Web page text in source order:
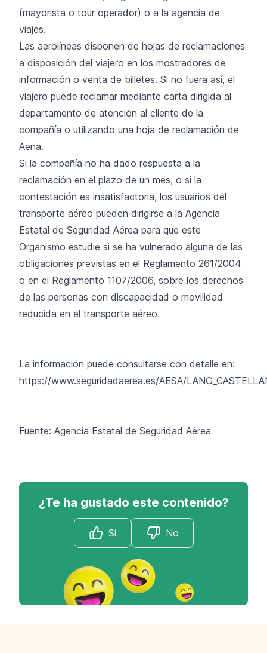
(mayorista o tour operador) o a la agencia de
viajes.
Las aerolíneas disponen de hojas de reclamaciones
a disposición del viajero en los mostradores de
información o venta de billetes. Si no fuera así, el
viajero puede reclamar mediante carta dirigida al
departamento de atención al cliente de la
compañía o utilizando una hoja de reclamación de
Aena.
Si la compañía no ha dado respuesta a la
reclamación en el plazo de un mes, o si la
contestación es insatisfactoria, los usuarios del
transporte aéreo pueden dirigirse a la Agencia
Estatal de Seguridad Aérea para que este
Organismo estudie si se ha vulnerado alguna de las
obligaciones previstas en el Reglamento 261/2004
o en el Reglamento 1107/2006, sobre los derechos
de las personas con discapacidad o movilidad
reducida en el transporte aéreo.
La información puede consultarse con detalle en:
https://www.seguridadaerea.es/AESA/
Fuente: Agencia Estatal de Seguridad Aérea
¿Te ha gustado este contenido?
Sí No